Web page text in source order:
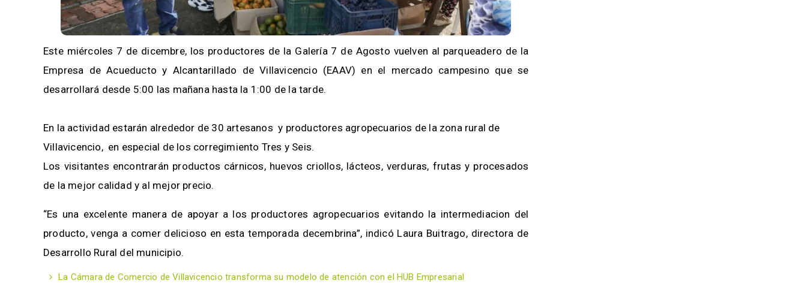
Este miércoles 7 de dicembre, los productores de la Galería 7 de Agosto vuelven al parqueadero de la
Empresa de Acueducto y Alcantarillado de Villavicencio (EAAV) en el mercado campesino que se
desarrollará desde 5:00 las mañana hasta la 1:00 de la tarde.
En la actividad estarán alrededor de 30 artesanos y productores agropecuarios de la zona rural de
Villavicencio, en especial de los corregimiento Tres y Seis.
Los visitantes encontrarán productos cárnicos, huevos criollos, lácteos, verduras, frutas y procesados
de la mejor calidad y al mejor precio.
“Es una excelente manera de apoyar a los productores agropecuarios evitando la intermediacion del
producto, venga a comer delicioso en esta temporada decembrina”, indicó Laura Buitrago, directora de
Desarrollo Rural del municipio.
La Cámara de Comercio de Villavicencio transforma su modelo de atención con el HUB Empresarial